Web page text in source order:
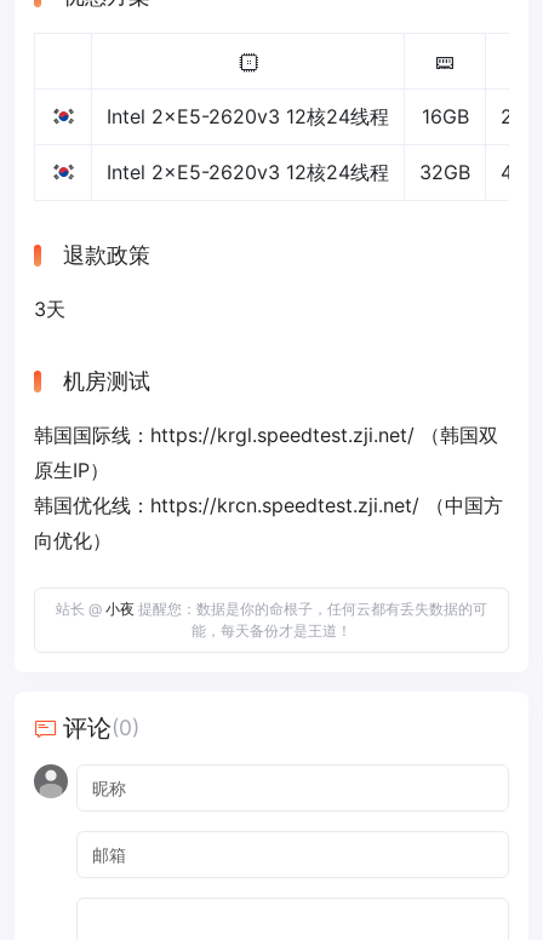
Intel 2×E5-2620v3 12核24线程 16GB
Intel 2×E5-2620v3 12核24线程 32GB
退款政策
3天
机房测试
韩国国际线：https://krgl.speedtest.zji.net/ （韩国双
原生IP）
韩国优化线：https://krcn.speedtest.zji.net/ （中国方
向优化）
站长 @ 小夜 提醒您：数据是你的命根子，任何云都有丢失数据的可
能，每天备份才是王道！
评论(0)